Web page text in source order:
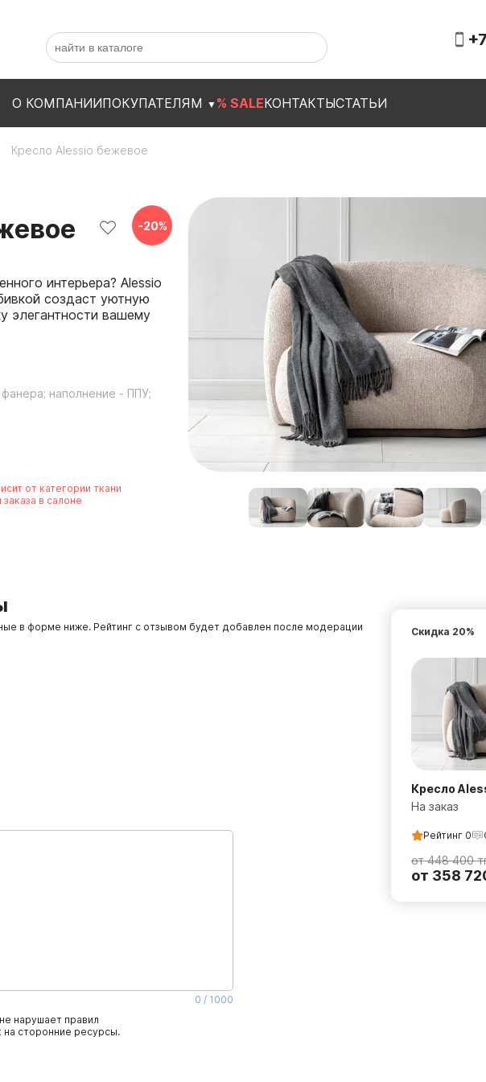
О КОМПАНИИПОКУПАТЕЛЯМ ▼ % SALEКОНТАКТЫСТАТЬИ
Кресло Alessio бежевое
интерьера? Alessio
создаст уютную
элегантности вашему
-20%
наполнение - ППУ;
от категории ткани
в салоне
в форме ниже. Рейтинг с отзывом будет добавлен после модерации
0 / 1000
нарушает правил
сторонние ресурсы.
Кресло
Скидка 20%
На заказ
Рейтинг 0
от 448 400
от 358